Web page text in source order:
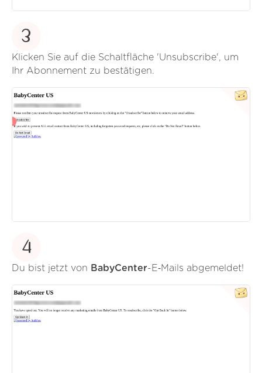
3
Klicken Sie auf die Schaltfläche 'Unsubscribe', um
Ihr Abonnement zu bestätigen.
4
Du bist jetzt von BabyCenter-E‑Mails abgemeldet!